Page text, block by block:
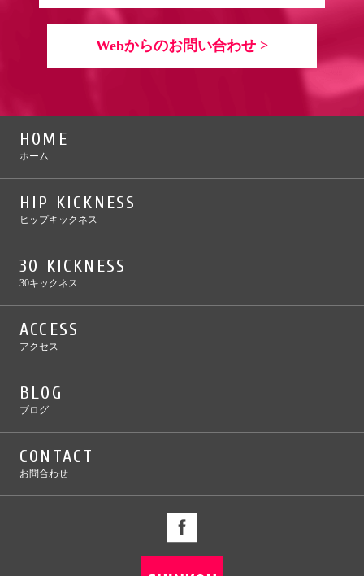
Webからのお問い合わせ >
HOME
ホーム
HIP KICKNESS
ヒップキックネス
30 KICKNESS
30キックネス
ACCESS
アクセス
BLOG
ブログ
CONTACT
お問合わせ